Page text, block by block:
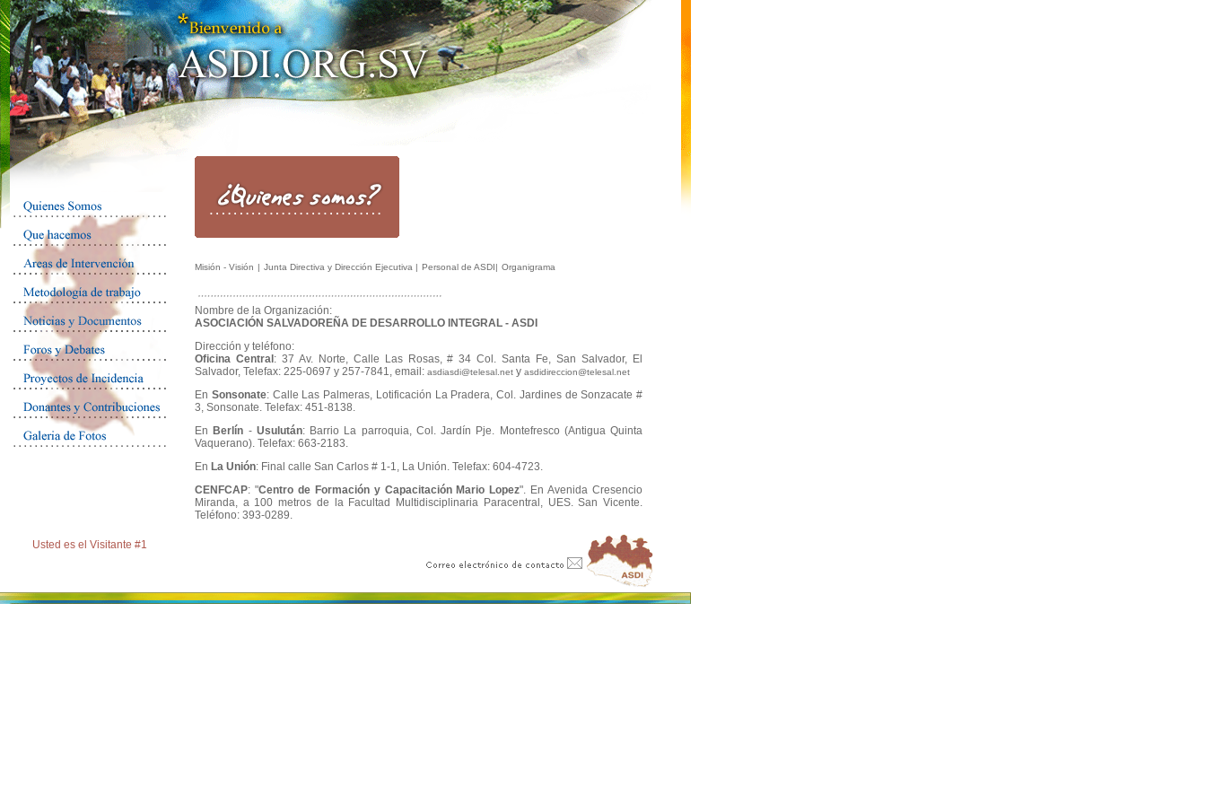
Misión - Visión | Junta Directiva y Dirección Ejecutiva | Personal de ASDI| Organigrama
Nombre de la Organización:
ASOCIACIÓN SALVADOREÑA DE DESARROLLO INTEGRAL - ASDI
Dirección y teléfono:
Oficina Central : 37 Av. Norte, Calle Las Rosas, # 34 Col. Santa Fe, San Salvador, El
Salvador, Telefax: 225-0697 y 257-7841, email: asdiasdi@telesal.net y asdidireccion@telesal.net
En Sonsonate: Calle Las Palmeras, Lotificación La Pradera, Col. Jardines de Sonzacate #
3, Sonsonate. Telefax: 451-8138.
En Berlín - Usulután: Barrio La parroquia, Col. Jardín Pje. Montefresco (Antigua Quinta
Vaquerano). Telefax: 663-2183.
En La Unión: Final calle San Carlos # 1-1, La Unión. Telefax: 604-4723.
CENFCAP: "Centro de Formación y Capacitación Mario Lopez". En Avenida Cresencio
Miranda, a 100 metros de la Facultad Multidisciplinaria Paracentral, UES. San Vicente.
Teléfono: 393-0289.
Usted es el Visitante #1